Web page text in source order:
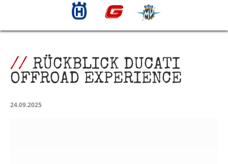
RÜCKBLICK DUCATI
OFFROAD EXPERIENCE
24.09.2025